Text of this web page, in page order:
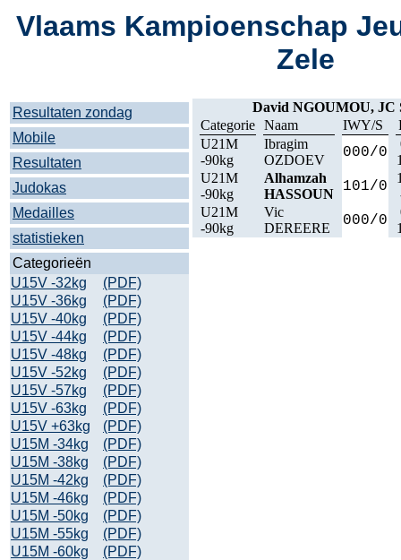
Vlaams Kampioenschap
Zele
Resultaten zondag
Mobile
Resultaten
Judokas
Medailles
statistieken
Categorieën
U15V -32kg
(PDF)
U15V -36kg
(PDF)
U15V -40kg
(PDF)
U15V -44kg
(PDF)
U15V -48kg
(PDF)
U15V -52kg
(PDF)
U15V -57kg
(PDF)
U15V -63kg
(PDF)
U15V +63kg
(PDF)
U15M -34kg
(PDF)
U15M -38kg
(PDF)
U15M -42kg
(PDF)
U15M -46kg
(PDF)
U15M -50kg
(PDF)
U15M -55kg
(PDF)
U15M -60kg
(PDF)
David NGOUMOU,
Categorie Naam IWY/S
U21M
-90kg
Ibragim
OZDOEV
000/0
U21M
-90kg
Alhamzah
HASSOUN
101/0
U21M
-90kg
Vic
DEREERE
000/0